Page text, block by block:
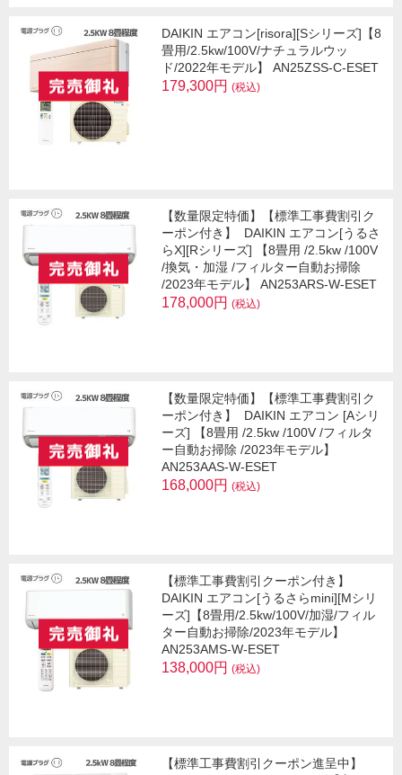
DAIKIN エアコン[risora][Sシリーズ]【8
畳用/2.5kw/100V/ナチュラルウッ
ド/2022年モデル】 AN25ZSS-C-ESET
179,300円 (税込)
【数量限定特価】【標準工事費割引ク
ーポン付き】
DAIKIN エアコン[うるさ
らX][Rシリーズ] 【8畳用 /2.5kw /100V
/換気・加湿 /フィルター自動お掃除
/2023年モデル】 AN253ARS-W-ESET
178,000円 (税込)
【数量限定特価】【標準工事費割引ク
ーポン付き】
DAIKIN エアコン [Aシリ
ーズ] 【8畳用 /2.5kw /100V /フィルタ
ー自動お掃除 /2023年モデル】
AN253AAS-W-ESET
168,000円 (税込)
【標準工事費割引クーポン付き】
DAIKIN エアコン[うるさらmini][Mシリ
ーズ]【8畳用/2.5kw/100V/加湿/フィル
ター自動お掃除/2023年モデル】
AN253AMS-W-ESET
138,000円 (税込)
【標準工事費割引クーポン進呈中】